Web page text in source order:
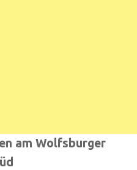
am Wolfsburger